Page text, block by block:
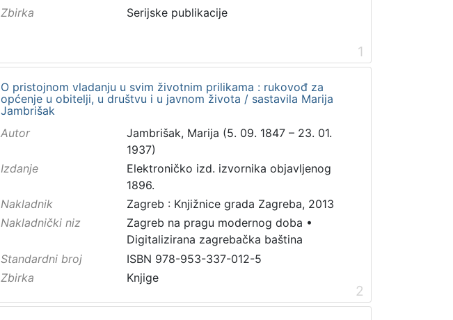
Zbirka
Serijske publikacije
1
O pristojnom vladanju u svim životnim prilikama : rukovođ za
općenje u obitelji, u društvu i u javnom života / sastavila Marija
Jambrišak
Autor
Jambrišak, Marija (5. 09. 1847 – 23. 01.
1937)
Izdanje
Elektroničko izd. izvornika objavljenog
1896.
Nakladnik
Zagreb : Knjižnice grada Zagreba, 2013
Nakladnički niz
Zagreb na pragu modernog doba •
Digitalizirana zagrebačka baština
Standardni broj
ISBN 978-953-337-012-5
Zbirka
Knjige
2